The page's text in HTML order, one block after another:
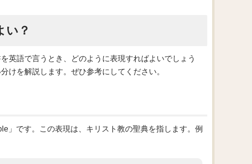
e
い？
英語で言うとき、どのように表現すればよいでしょう
けを解説します。ぜひ参考にしてください。
」です。この表現は、キリスト教の聖典を指します。例